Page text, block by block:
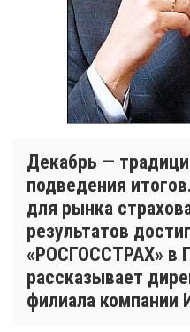
Декабрь —
подведения
для рынка
результатов
«РОСГОССТРАХ» в
рассказывает
филиала компании